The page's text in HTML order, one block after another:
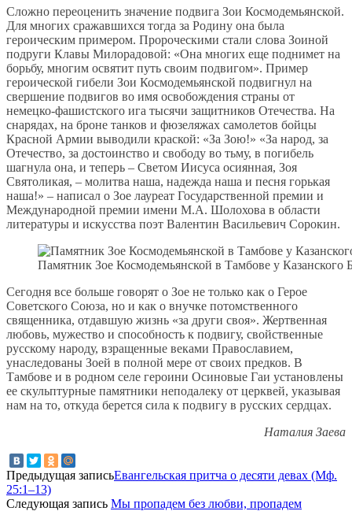
Сложно переоценить значение подвига Зои Космодемьянской.
Для многих сражавшихся тогда за Родину она была
героическим примером. Пророческими стали слова Зоиной
подруги Клавы Милорадовой: «Она многих еще поднимет на
борьбу, многим освятит путь своим подвигом». Пример
героической гибели Зои Космодемьянской подвигнул на
свершение подвигов во имя освобождения страны от
немецко-фашистского ига тысячи защитников Отечества. На
снарядах, на броне танков и фюзеляжах самолетов бойцы
Красной Армии выводили краской: «За Зою!» «За народ, за
Отечество, за достоинство и свободу во тьму, в погибель
шагнула она, и теперь – Светом Иисуса осиянная, Зоя
Святоликая, – молитва наша, надежда наша и песня горькая
наша!» – написал о Зое лауреат Государственной премии и
Международной премии имени М.А. Шолохова в области
литературы и искусства поэт Валентин Васильевич Сорокин.
Памятник Зое Космодемьянской в Тамбове у Казанского
Сегодня все больше говорят о Зое не только как о Герое
Советского Союза, но и как о внучке потомственного
священника, отдавшую жизнь «за други своя». Жертвенная
любовь, мужество и способность к подвигу, свойственные
русскому народу, взращенные веками Православием,
унаследованы Зоей в полной мере от своих предков. В
Тамбове и в родном селе героини Осиновые Гаи установлены
ее скульптурные памятники неподалеку от церквей, указывая
нам на то, откуда берется сила к подвигу в русских сердцах.
Наталия Заева
Предыдущая записьЕвангельская притча о десяти девах (Мф.
25:1–13)
Следующая запись Мы пропадем без любви, пропадем